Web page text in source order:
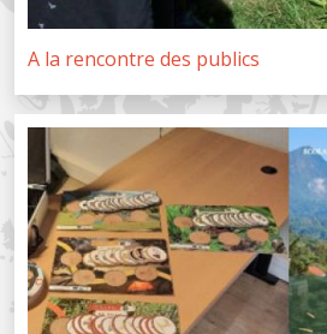
A la rencontre des publics